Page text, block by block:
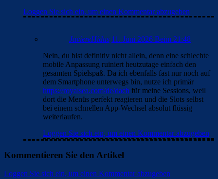
Loggen Sie sich ein, um einen Kommentar abzugeben
JaviereHidus 11. Juni 2026 Beim 21:48
Nein, du bist definitiv nicht allein, denn eine schlechte
mobile Anpassung ruiniert heutzutage einfach den
gesamten Spielspaß. Da ich ebenfalls fast nur noch auf
dem Smartphone unterwegs bin, nutze ich primär
https://royalsea.com/de/dach für meine Sessions, weil
dort die Menüs perfekt reagieren und die Slots selbst
bei einem schnellen App-Wechsel absolut flüssig
weiterlaufen.
Loggen Sie sich ein, um einen Kommentar abzugeben
Kommentieren Sie den Artikel
Loggen Sie sich ein, um einen Kommentar abzugeben